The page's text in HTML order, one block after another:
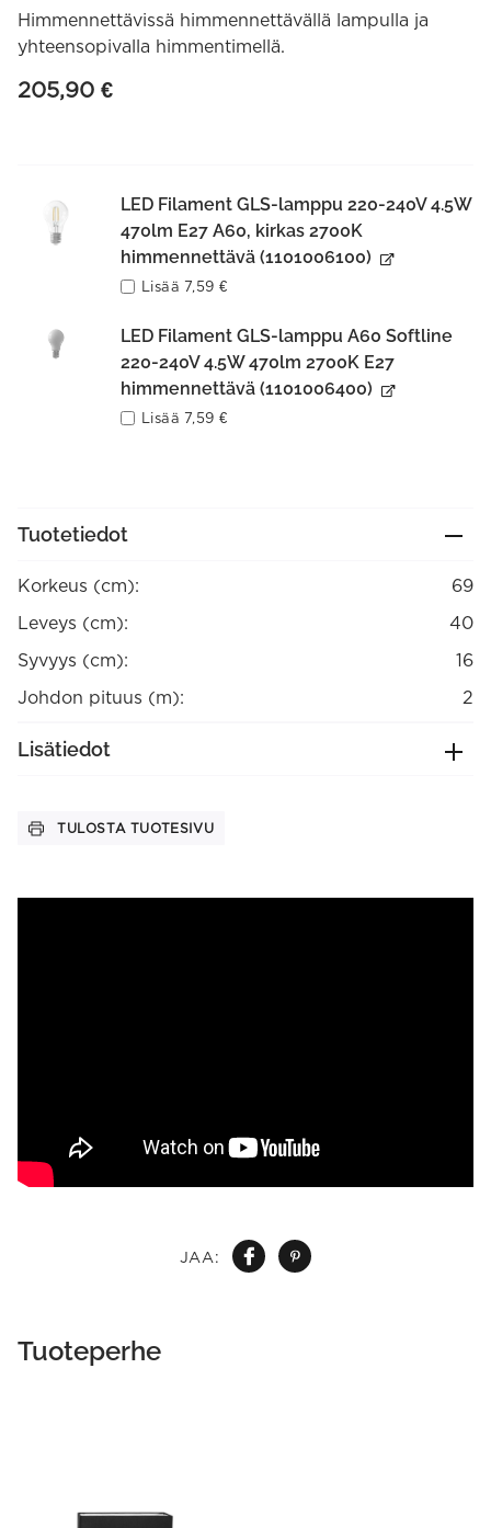
JAA:
Himmennettävissä himmennettävällä lampulla ja
yhteensopivalla himmentimellä.
205,90 €
LED Filament GLS-lamppu 220-240V 4.5W
470lm E27 A60, kirkas 2700K
himmennettävä (1101006100)
Lisää 7,59 €
LED Filament GLS-lamppu A60 Softline
220-240V 4.5W 470lm 2700K E27
himmennettävä (1101006400)
Lisää 7,59 €
Tuotetiedot
Korkeus (cm):
69
Leveys (cm):
40
Syvyys (cm):
16
Johdon pituus (m):
2
Lisätiedot
TULOSTA TUOTESIVU
Tuoteperhe